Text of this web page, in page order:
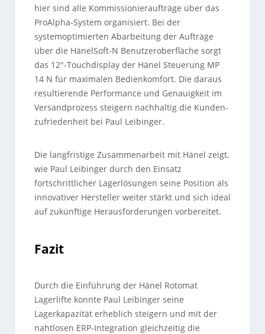
hier sind alle Kommissionieraufträge über das
ProAlpha-System organisiert. Bei der
systemoptimierten Abarbeitung der Aufträge
über die HänelSoft-N Benutzeroberfläche sorgt
das 12″-Touchdisplay der Hänel Steuerung MP
14 N für maximalen Bedienkomfort. Die daraus
resultierende Performance und Genauigkeit im
Versandprozess steigern nachhaltig die Kunden-
zufriedenheit bei Paul Leibinger.
Die langfristige Zusammenarbeit mit Hänel zeigt,
wie Paul Leibinger durch den Einsatz
fortschrittlicher Lagerlösungen seine Position als
innovativer Hersteller weiter stärkt und sich ideal
auf zukünftige Herausforderungen vorbereitet.
Fazit
Durch die Einführung der Hänel Rotomat
Lagerlifte konnte Paul Leibinger seine
Lagerkapazität erheblich steigern und mit der
nahtlosen ERP-Integration gleichzeitig die